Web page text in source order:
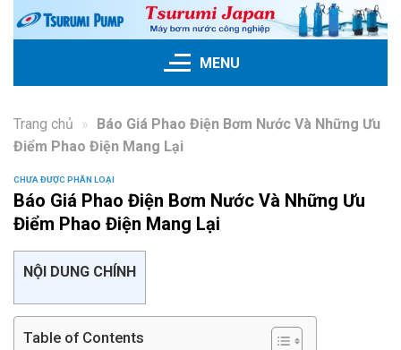
Skip
MENU
Trang chủ » Báo Giá Phao Điện Bơm Nước Và Những Ưu
Điểm Phao Điện Mang Lại
CHƯA ĐƯỢC PHÂN LOẠI
Báo Giá Phao Điện Bơm Nước Và Những Ưu
Điểm Phao Điện Mang Lại
NỘI DUNG CHÍNH
Table of Contents